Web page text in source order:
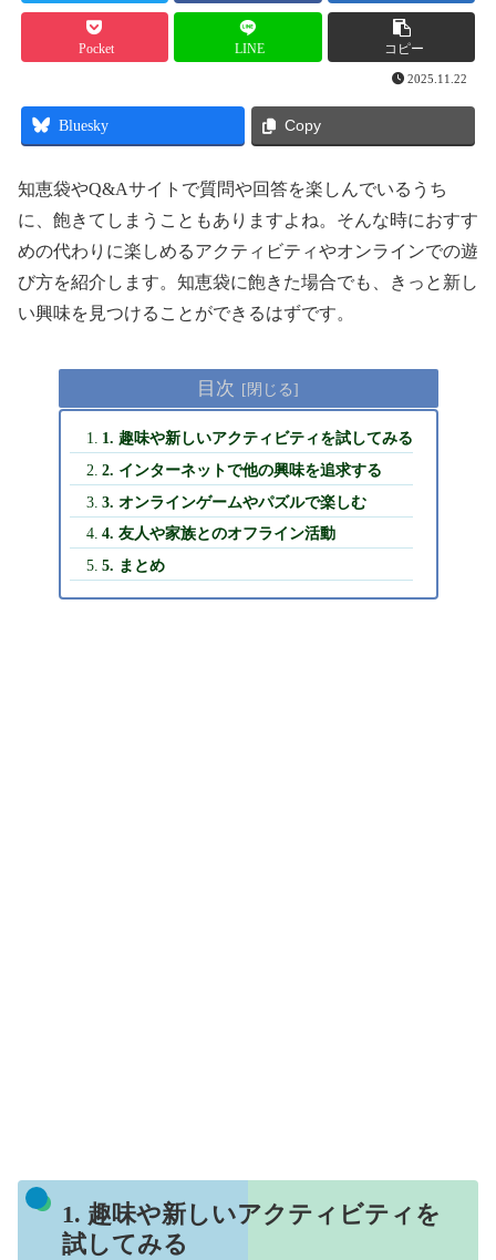
Pocket LINE コピー
2025.11.22
Bluesky Copy
知恵袋やQ&Aサイトで質問や回答を楽しんでいるうち
に、飽きてしまうこともありますよね。そんな時におすす
めの代わりに楽しめるアクティビティやオンラインでの遊
び方を紹介します。知恵袋に飽きた場合でも、きっと新し
い興味を見つけることができるはずです。
目次
1. 趣味や新しいアクティビティを試してみる
2. インターネットで他の興味を追求する
3. オンラインゲームやパズルで楽しむ
4. 友人や家族とのオフライン活動
5. まとめ
1. 趣味や新しいアクティビティを
試してみる